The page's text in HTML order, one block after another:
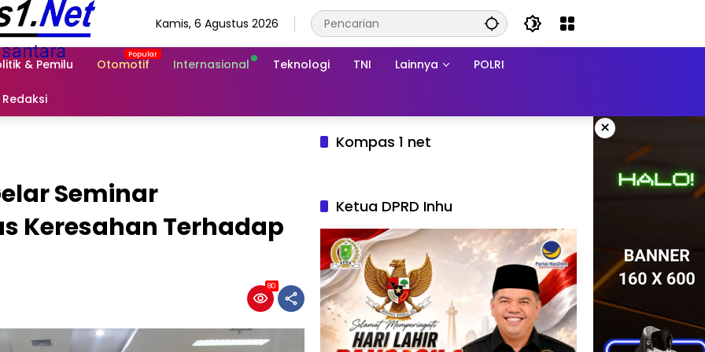
Kamis, 6 Agustus 2026
& Pemilu Otomotif Internasional Teknologi TNI Lainnya POLRI
Redaksi
×
Seminar
Keresahan Terhadap
80
Kompas 1 net
Ketua DPRD Inhu